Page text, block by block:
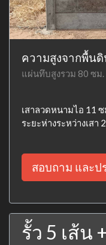
ความสูงจากพื้นดิ
แผ่นทึบสูงรวม 80 ซม.
เสาลวดหนามไอ 11
ระยะห่างระหว่างเสา
สอบถาม และป
รั้ว 5 เส้น